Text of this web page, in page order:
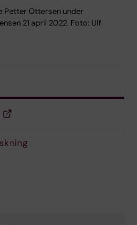
Petter Ottersen under
21 april 2022. Foto: Ulf